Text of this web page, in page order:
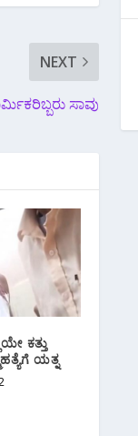
NEXT
ಸಾವು
ಕತ್ತು
ಯತ್ನ